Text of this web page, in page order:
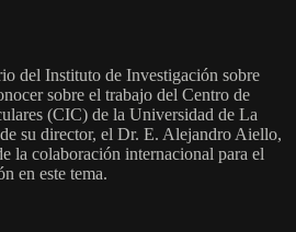
del Instituto de Investigación sobre
sobre el trabajo del Centro de
(CIC) de la Universidad de La
su director, el Dr. E. Alejandro Aiello,
la colaboración internacional para el
en este tema.